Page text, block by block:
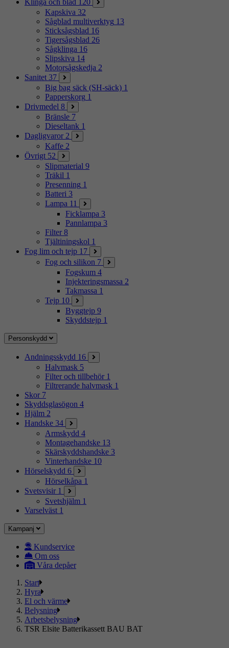
Klinga och blad 120
Kapskiva 32
Sågblad multiverktyg 13
Sticksågsblad 16
Tigersågsblad 26
Sågklinga 16
Slipskiva 14
Motorsågskedja 2
Sanitet 37
Big bag säck (SH-säck) 1
Papperskorg 1
Drivmedel 8
Bränsle 7
Dieseltank 1
Dagligvaror 2
Kaffe 2
Övrigt 52
Slipmaterial 9
Träkil 1
Presenning 1
Batteri 3
Lampa 11
Ficklampa 3
Pannlampa 3
Filter 8
Tjältiningskol 1
Fog lim och tejp 17
Fog och silikon 7
Fogskum 4
Injekteringsmassa 2
Takmassa 1
Tejp 10
Byggtejp 9
Skyddstejp 1
Personskydd
Andningsskydd 16
Halvmask 5
Filter och tillbehör 1
Filtrerande halvmask 1
Skor 7
Skyddsglasögon 4
Hjälm 2
Handske 34
Armskydd 4
Montagehandske 13
Skärskyddshandske 3
Vinterhandske 10
Hörselskydd 6
Hörselkåpa 1
Svetsvisir 1
Svetshjälm 1
Varselväst 1
Kampanj
Kundservice
Om oss
Våra depåer
Start
Hyra
El och värme
Belysning
Arbetsbelysning
TSR Elsite Batterikassett BAU BAT